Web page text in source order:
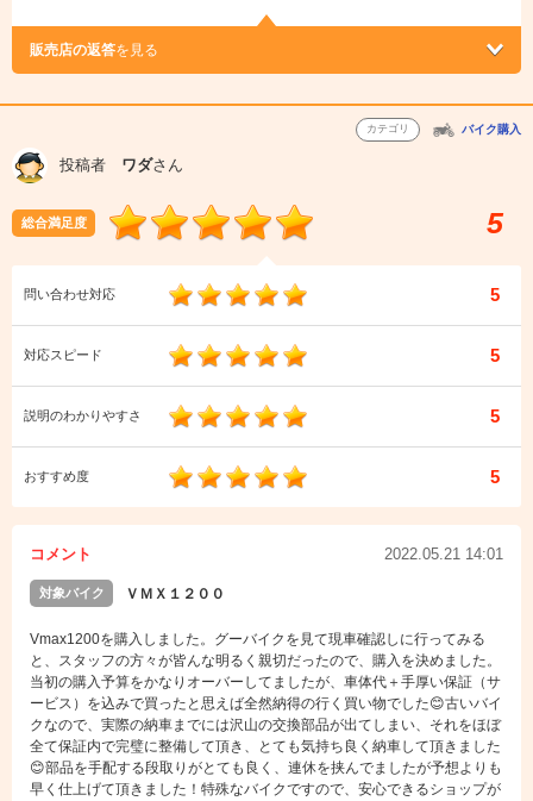
販売店の返答を見る
カテゴリ バイク購入
投稿者 ワダさん
総合満足度 5
問い合わせ対応 5
対応スピード 5
説明のわかりやすさ 5
おすすめ度 5
コメント 2022.05.21 14:01
対象バイク ＶＭＸ１２００
Vmax1200を購入しました。グーバイクを見て現車確認しに行ってみる
と、スタッフの方々が皆んな明るく親切だったので、購入を決めました。
当初の購入予算をかなりオーバーしてましたが、車体代＋手厚い保証（サ
ービス）を込みで買ったと思えば全然納得の行く買い物でした😊古いバイ
クなので、実際の納車までには沢山の交換部品が出てしまい、それをほぼ
全て保証内で完璧に整備して頂き、とても気持ち良く納車して頂きました
😊部品を手配する段取りがとても良く、連休を挟んでましたが予想よりも
早く仕上げて頂きました！特殊なバイクですので、安心できるショップが